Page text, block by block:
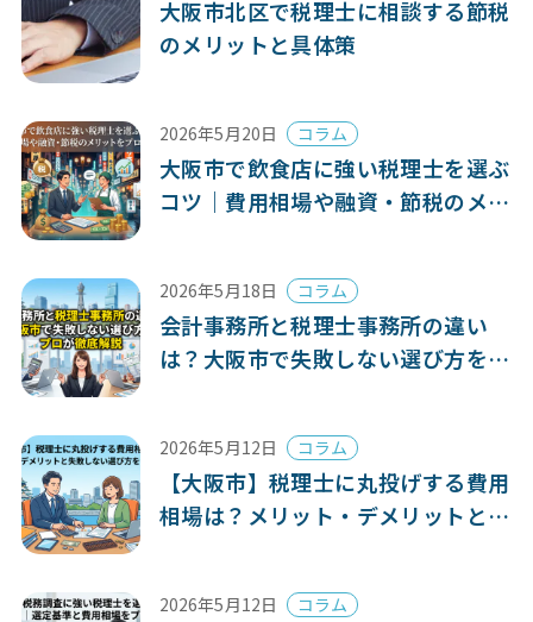
大阪市北区で税理士に相談する節税
のメリットと具体策
大阪市で飲食店に強い税理士を選ぶ
コツ｜費用相場や融資・節税のメリ
2026年5月20日 コラム
会計事務所と税理士事務所の違い
は？大阪市で失敗しない選び方をプ
2026年5月18日 コラム
【大阪市】税理士に丸投げする費用
相場は？メリット・デメリットと失
2026年5月12日 コラム
2026年5月12日 コラム